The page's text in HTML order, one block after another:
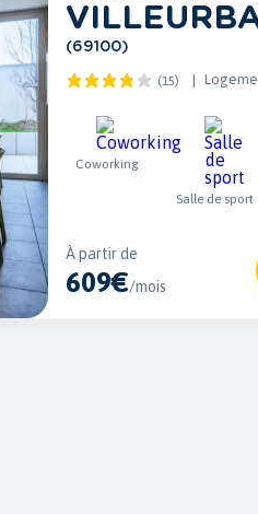
(69100)
(15)
Coworking
Salle de sport
À partir de
609€/mois